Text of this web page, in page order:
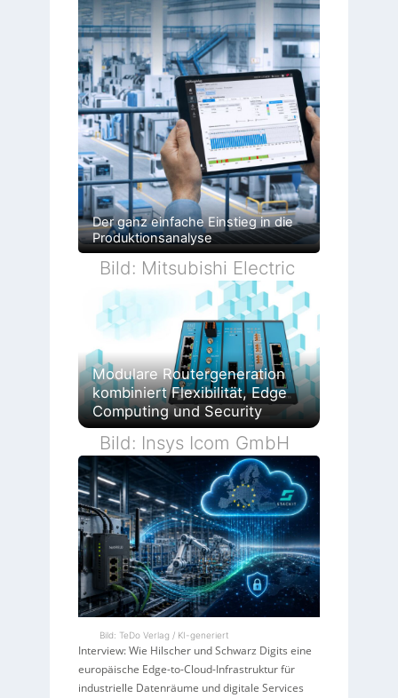
Der ganz einfache Einstieg in die
Produktionsanalyse
Bild: Mitsubishi Electric
Modulare Routergeneration
kombiniert Flexibilität, Edge
Computing und Security
Bild: Insys Icom GmbH
Bild: TeDo Verlag / KI-generiert
Interview: Wie Hilscher und Schwarz Digits eine
europäische Edge-to-Cloud-Infrastruktur für
industrielle Datenräume und digitale Services